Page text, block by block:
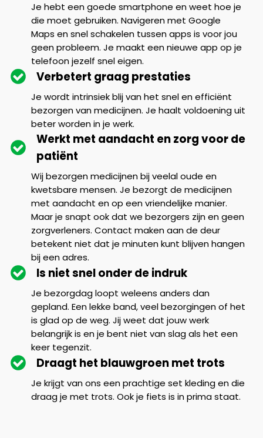
Je hebt een goede smartphone en weet hoe je
die moet gebruiken. Navigeren met Google
Maps en snel schakelen tussen apps is voor jou
geen probleem. Je maakt een nieuwe app op je
telefoon jezelf snel eigen.
Verbetert graag prestaties
Je wordt intrinsiek blij van het snel en efficiënt
bezorgen van medicijnen. Je haalt voldoening uit
beter worden in je werk.
Werkt met aandacht en zorg voor de
patiënt
Wij bezorgen medicijnen bij veelal oude en
kwetsbare mensen. Je bezorgt de medicijnen
met aandacht en op een vriendelijke manier.
Maar je snapt ook dat we bezorgers zijn en geen
zorgverleners. Contact maken aan de deur
betekent niet dat je minuten kunt blijven hangen
bij een adres.
Is niet snel onder de indruk
Je bezorgdag loopt weleens anders dan
gepland. Een lekke band, veel bezorgingen of het
is glad op de weg. Jij weet dat jouw werk
belangrijk is en je bent niet van slag als het een
keer tegenzit.
Draagt het blauwgroen met trots
Je krijgt van ons een prachtige set kleding en die
draag je met trots. Ook je fiets is in prima staat.